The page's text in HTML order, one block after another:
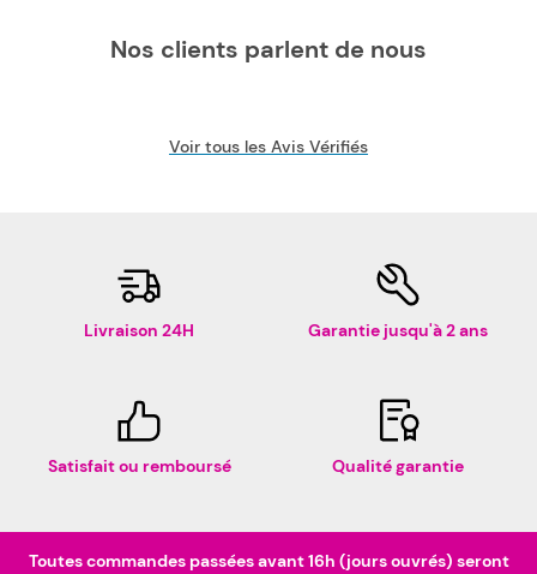
Nos clients parlent de nous
Voir tous les Avis Vérifiés
Livraison 24H Garantie jusqu'à 2 ans
Satisfait ou remboursé Qualité garantie
Toutes commandes passées avant 16h (jours ouvrés) seront